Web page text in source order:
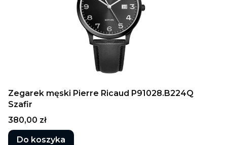
Zegarek męski Pierre Ricaud P91028.B224Q
Szafir
Cena
380,00 zł
Do koszyka